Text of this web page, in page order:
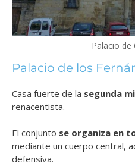
Palacio de
Palacio de los
Casa fuerte de la segunda
renacentista.
El conjunto se organiza en
mediante un cuerpo central,
defensiva.